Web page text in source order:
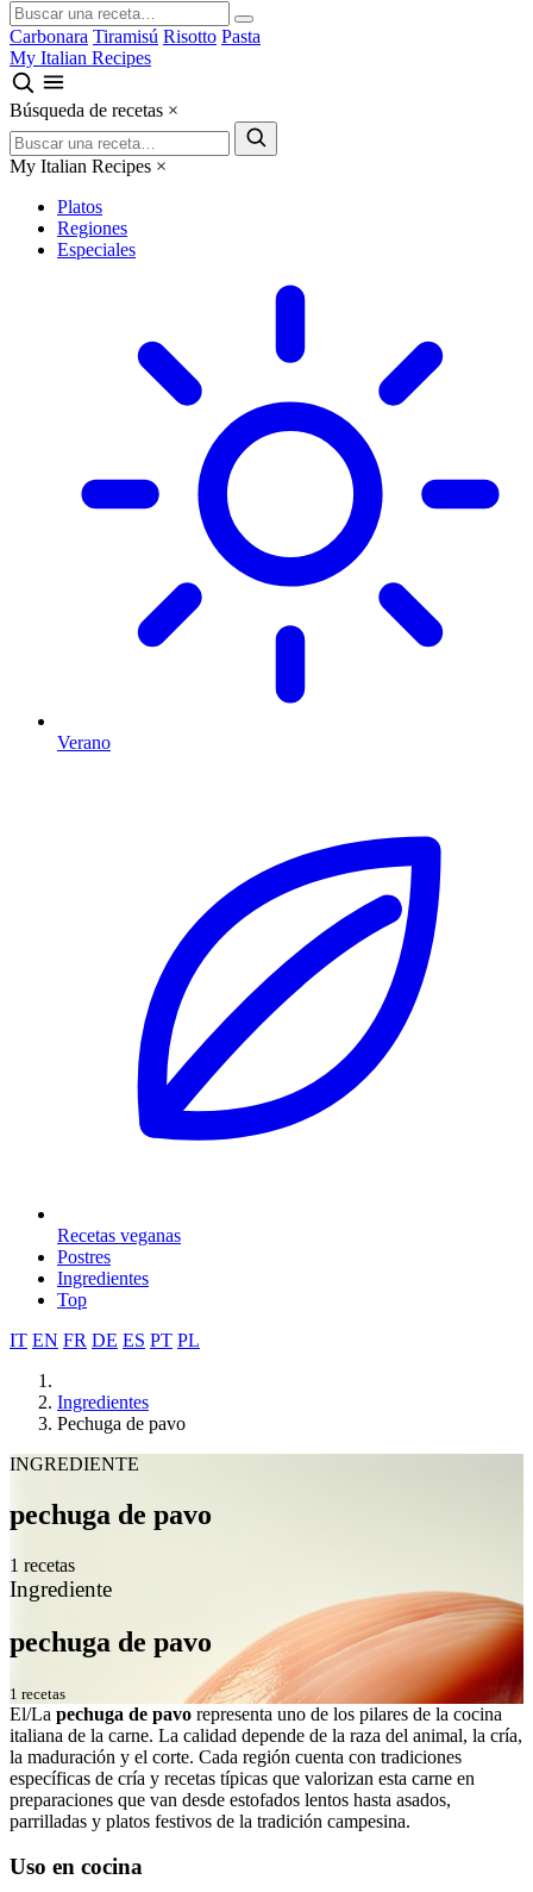
Carbonara Tiramisú Risotto Pasta
My Italian Recipes
Búsqueda de recetas ×
My Italian Recipes ×
Platos
Regiones
Especiales
Verano
Recetas veganas
Postres
Ingredientes
Top
IT EN FR DE ES PT PL
Ingredientes
Pechuga de pavo
INGREDIENTE
pechuga de pavo
1 recetas
Ingrediente
pechuga de pavo
1 recetas
El/La pechuga de pavo representa uno de los pilares de la cocina
italiana de la carne. La calidad depende de la raza del animal, la cría,
la maduración y el corte. Cada región cuenta con tradiciones
específicas de cría y recetas típicas que valorizan esta carne en
preparaciones que van desde estofados lentos hasta asados,
parrilladas y platos festivos de la tradición campesina.
Uso en cocina